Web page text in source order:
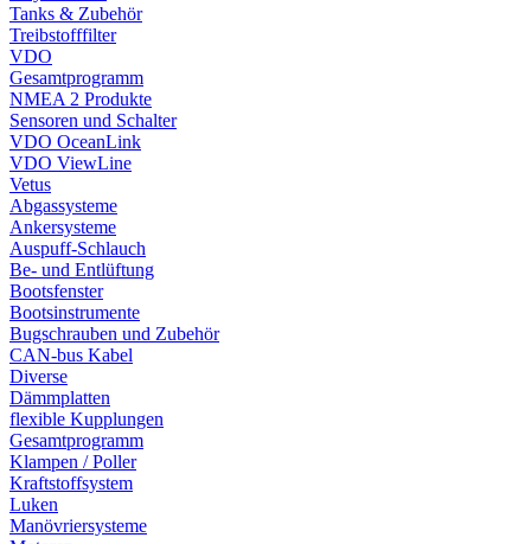
Tanks & Zubehör
Treibstofffilter
VDO
Gesamtprogramm
NMEA 2 Produkte
Sensoren und Schalter
VDO OceanLink
VDO ViewLine
Vetus
Abgassysteme
Ankersysteme
Auspuff-Schlauch
Be- und Entlüftung
Bootsfenster
Bootsinstrumente
Bugschrauben und Zubehör
CAN-bus Kabel
Diverse
Dämmplatten
flexible Kupplungen
Gesamtprogramm
Klampen / Poller
Kraftstoffsystem
Luken
Manövriersysteme